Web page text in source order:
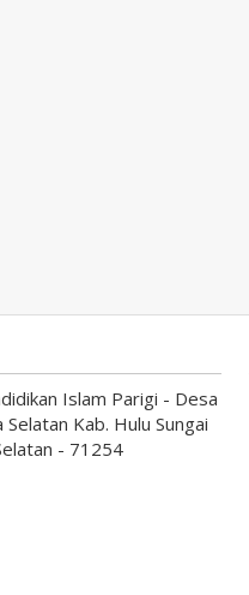
Islam Parigi - Desa
Kab. Hulu Sungai
- 71254